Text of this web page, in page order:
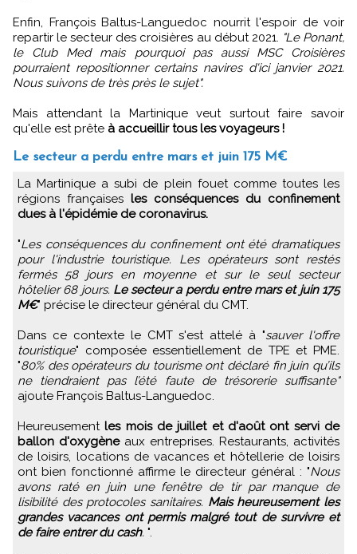
Enfin, François Baltus-Languedoc nourrit l'espoir de voir
repartir le secteur des croisières au début 2021.
"Le Ponant,
le Club Med mais pourquoi pas aussi MSC Croisières
pourraient repositionner certains navires d'ici janvier 2021.
Nous suivons de très près le sujet".
Mais attendant la Martinique veut surtout faire savoir
qu'elle est prête à accueillir tous les voyageurs !
Le secteur a perdu entre mars et juin 175 M€
La Martinique a subi de plein fouet comme toutes les
régions françaises les conséquences du confinement
dues à l'épidémie de coronavirus.
"Les conséquences du confinement ont été dramatiques
pour l'industrie touristique. Les opérateurs sont restés
fermés 58 jours en moyenne et sur le seul secteur
hôtelier 68 jours. Le secteur a perdu entre mars et juin 175
M€" précise le directeur général du CMT.
Dans ce contexte le CMT s'est attelé à "sauver l'offre
touristique" composée essentiellement de TPE et PME.
"80% des opérateurs du tourisme ont déclaré fin juin qu’ils
ne tiendraient pas l’été faute de trésorerie suffisante"
ajoute François Baltus-Languedoc.
Heureusement les mois de juillet et d'août ont servi de
ballon d'oxygèneaux entreprises. Restaurants, activités
de loisirs, locations de vacances et hôtellerie de loisirs
ont bien fonctionné affirme le directeur général : "Nous
avons raté en juin une fenêtre de tir par manque de
lisibilité des protocoles sanitaires. Mais heureusement les
grandes vacances ont permis malgré tout de survivre et
de faire entrer du cash. ".